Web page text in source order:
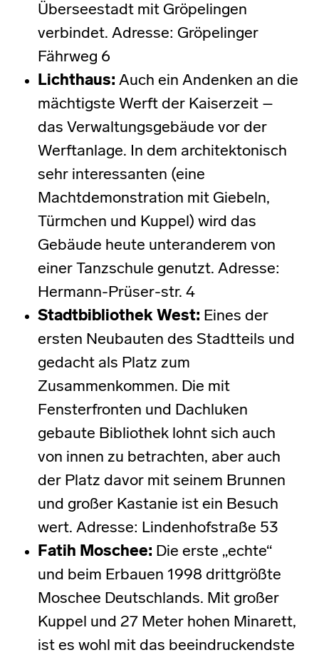
Überseestadt mit Gröpelingen
verbindet. Adresse: Gröpelinger
Fährweg 6
Lichthaus: Auch ein Andenken an die
mächtigste Werft der Kaiserzeit –
das Verwaltungsgebäude vor der
Werftanlage. In dem architektonisch
sehr interessanten (eine
Machtdemonstration mit Giebeln,
Türmchen und Kuppel) wird das
Gebäude heute unteranderem von
einer Tanzschule genutzt. Adresse:
Hermann-Prüser-str. 4
Stadtbibliothek West: Eines der
ersten Neubauten des Stadtteils und
gedacht als Platz zum
Zusammenkommen. Die mit
Fensterfronten und Dachluken
gebaute Bibliothek lohnt sich auch
von innen zu betrachten, aber auch
der Platz davor mit seinem Brunnen
und großer Kastanie ist ein Besuch
wert. Adresse: Lindenhofstraße 53
Fatih Moschee: Die erste „echte“
und beim Erbauen 1998 drittgrößte
Moschee Deutschlands. Mit großer
Kuppel und 27 Meter hohen Minarett,
ist es wohl mit das beeindruckendste